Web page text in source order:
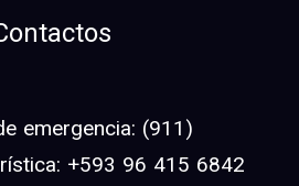
emergencia: (911)
+593 96 415 6842